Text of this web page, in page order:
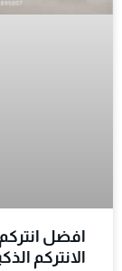
افضل
الانتركم